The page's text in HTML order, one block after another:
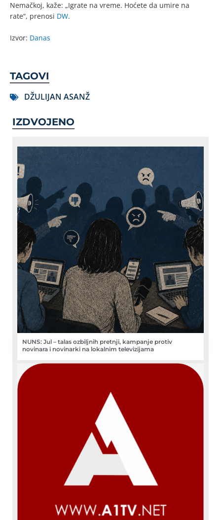
Nemačkoj, kaže: „Igrate na vreme. Hoćete da umire na
rate“, prenosi DW.
Izvor: Danas
TAGOVI
DŽULIJAN ASANŽ
IZDVOJENO
NUNS: Jul – talas ozbiljnih pretnji, kampanje protiv
novinara i novinarki na lokalnim televizijama